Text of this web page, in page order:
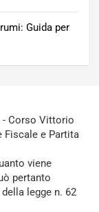
Guida per
- Corso Vittorio
Fiscale e Partita
viene
pertanto
legge n. 62